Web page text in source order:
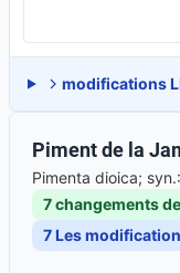
modifications
Piment de la
Pimenta dioica;
7 changements
7Les